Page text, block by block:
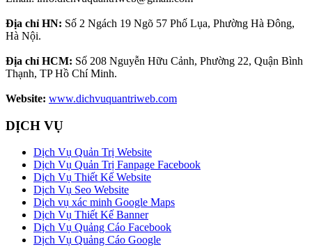
Địa chỉ HN: Số 2 Ngách 19 Ngõ 57 Phố Lụa, Phường Hà Đông,
Hà Nội.
Địa chỉ HCM: Số 208 Nguyễn Hữu Cảnh, Phường 22, Quận Bình
Thạnh, TP Hồ Chí Minh.
Website: www.dichvuquantriweb.com
DỊCH VỤ
Dịch Vụ Quản Trị Website
Dịch Vụ Quản Trị Fanpage Facebook
Dịch Vụ Thiết Kế Website
Dịch Vụ Seo Website
Dịch vụ xác minh Google Maps
Dịch Vụ Thiết Kế Banner
Dịch Vụ Quảng Cáo Facebook
Dịch Vụ Quảng Cáo Google